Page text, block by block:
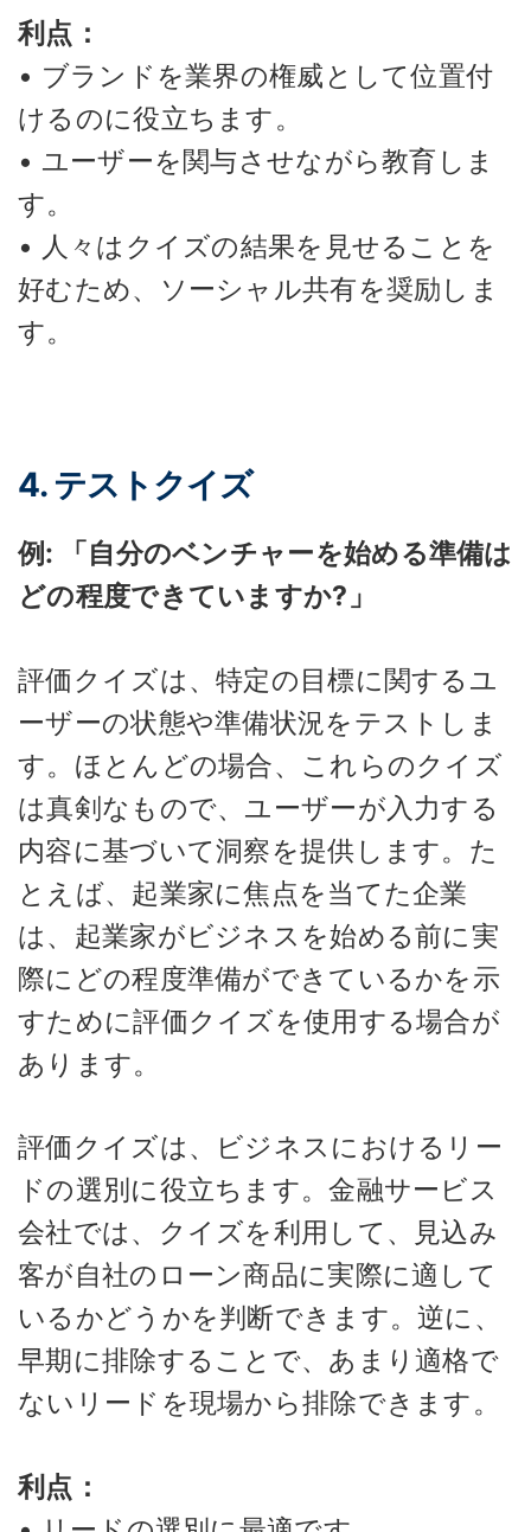
利点：
• ブランドを業界の権威として位置付
けるのに役立ちます。
• ユーザーを関与させながら教育しま
す。
• 人々はクイズの結果を見せることを
好むため、ソーシャル共有を奨励しま
す。
4. テストクイズ
例: 「自分のベンチャーを始める準備は
どの程度できていますか?」
評価クイズは、特定の目標に関するユ
ーザーの状態や準備状況をテストしま
す。ほとんどの場合、これらのクイズ
は真剣なもので、ユーザーが入力する
内容に基づいて洞察を提供します。た
とえば、起業家に焦点を当てた企業
は、起業家がビジネスを始める前に実
際にどの程度準備ができているかを示
すために評価クイズを使用する場合が
あります。
評価クイズは、ビジネスにおけるリー
ドの選別に役立ちます。金融サービス
会社では、クイズを利用して、見込み
客が自社のローン商品に実際に適して
いるかどうかを判断できます。逆に、
早期に排除することで、あまり適格で
ないリードを現場から排除できます。
利点：